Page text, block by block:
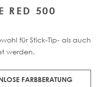
RED 500
für Stick-Tip- als auch
werden.
FARBBERATUNG